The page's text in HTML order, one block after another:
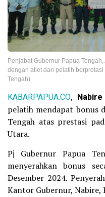
Penjabat Gubernur Papua
dengan atlet dan pelatih
Tengah)
KABARPAPUA.CO, Nabire
pelatih mendapat bonus
Tengah atas prestasi
Utara.
Pj Gubernur Papua
menyerahkan bonus
Desember 2024.
Kantor Gubernur, Nabire,